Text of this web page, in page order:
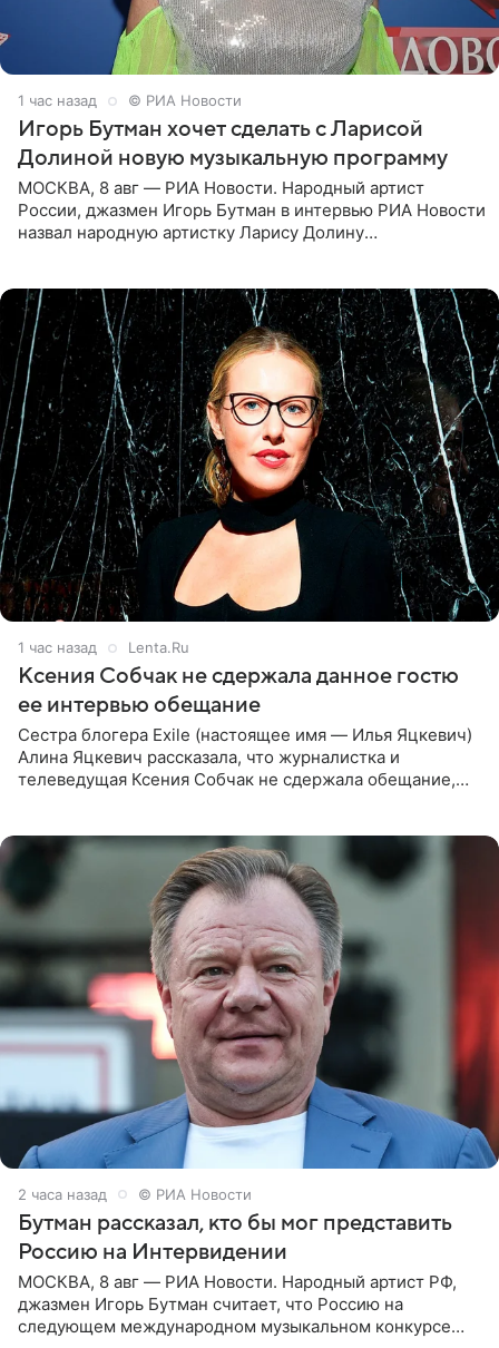
1 час назад © РИА Новости
Игорь Бутман хочет сделать с Ларисой
Долиной новую музыкальную программу
МОСКВА, 8 авг — РИА Новости. Народный артист
России, джазмен Игорь Бутман в интервью РИА Новости
назвал народную артистку Ларису Долину
1 час назад Lenta.Ru
Ксения Собчак не сдержала данное гостю
ее интервью обещание
Сестра блогера Exile (настоящее имя — Илья Яцкевич)
Алина Яцкевич рассказала, что журналистка и
телеведущая Ксения Собчак не сдержала обещание,
2 часа назад © РИА Новости
Бутман рассказал, кто бы мог представить
Россию на Интервидении
МОСКВА, 8 авг — РИА Новости. Народный артист РФ,
джазмен Игорь Бутман считает, что Россию на
следующем международном музыкальном конкурсе